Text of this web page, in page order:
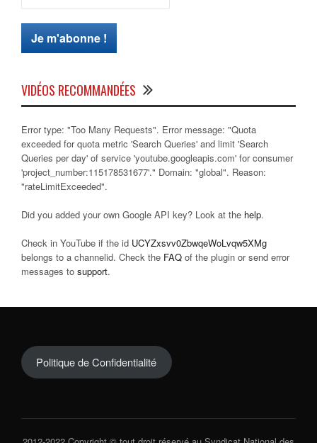
VIDÉOS RECOMMANDÉES
Error type: "Too Many Requests". Error message: "Quota
exceeded for quota metric 'Search Queries' and limit 'Search
Queries per day' of service 'youtube.googleapis.com' for consumer
'project_number:115178531677'." Domain: "global". Reason:
"rateLimitExceeded".
Did you added your own Google API key? Look at the help.
Check in YouTube if the id UCYZxsvv0ZbwqeWoLvqw5XMg
belongs to a channelid. Check the FAQ of the plugin or send error
messages to support.
Politique de Confidentialité